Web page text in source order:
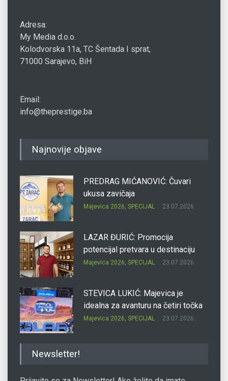
Adresa:
My Media d.o.o.
Kolodvorska 11a, TC Šentada I sprat,
71000 Sarajevo, BiH
Email:
info@theprestige.ba
Najnovije objave
PREDRAG MIĆANOVIĆ: Čuvari
ukusa zavičaja
Majevica 2026, SPECIJAL 23.07.2026.
LAZAR ĐURIĆ: Promocija
potencijal pretvara u destinaciju
Majevica 2026, SPECIJAL 23.07.2026.
STEVICA LUKIĆ: Majevica je
idealna za avanturu na četiri točka
Majevica 2026, SPECIJAL 23.07.2026.
Newsletter!